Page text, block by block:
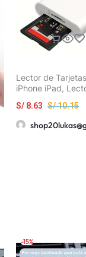
Lector de
iPhone iPad,
5.08 cm con 2
C para Tarjeta de
Memoria/SD,
S/10.15
S/ 8.63
-15%